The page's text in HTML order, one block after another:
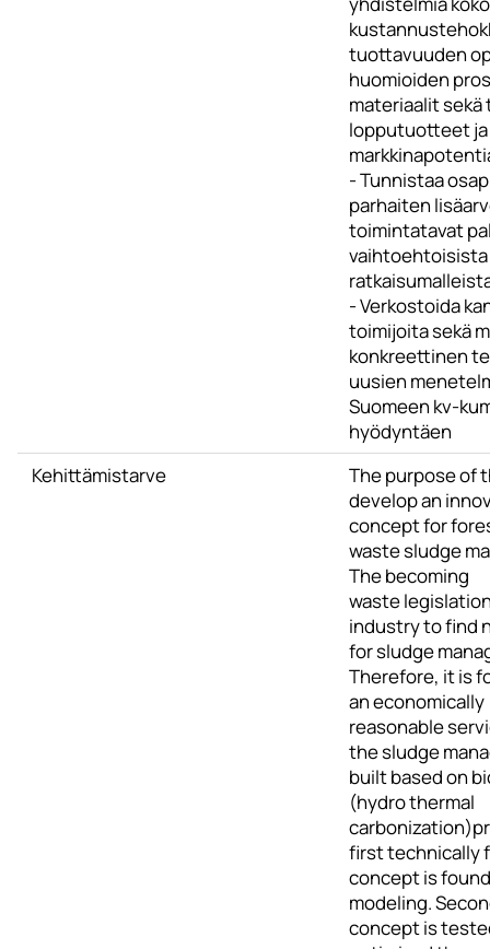
tuottavuuden
huomioiden
materiaalit
lopputuotteet
- Tunnistaa
parhaiten
toimintatavat
vaihtoehtoisista
- Verkostoida
toimijoita sekä
konkreettinen
uusien
Suomeen kv-
hyödyntäen
Kehittämistarve
The purpose of
develop an
concept for
waste sludge
The becoming
waste
industry to find
for sludge
Therefore, it is
an economically
reasonable
the sludge
built based on
(hydro thermal
first technically
concept is
modeling.
concept is